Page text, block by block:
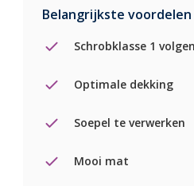
Belangrijkste voordelen
Schrobklasse 1
Optimale dekking
Soepel te verwerken
Mooi mat